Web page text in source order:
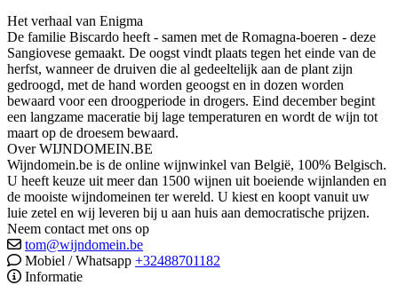
Het verhaal van Enigma
De familie Biscardo heeft - samen met de Romagna-boeren - deze
Sangiovese gemaakt. De oogst vindt plaats tegen het einde van de
herfst, wanneer de druiven die al gedeeltelijk aan de plant zijn
gedroogd, met de hand worden geoogst en in dozen worden
bewaard voor een droogperiode in drogers. Eind december begint
een langzame maceratie bij lage temperaturen en wordt de wijn tot
maart op de droesem bewaard.
Over WIJNDOMEIN.BE
Wijndomein.be is de online wijnwinkel van België, 100% Belgisch.
U heeft keuze uit meer dan 1500 wijnen uit boeiende wijnlanden en
de mooiste wijndomeinen ter wereld. U kiest en koopt vanuit uw
luie zetel en wij leveren bij u aan huis aan democratische prijzen.
Neem contact met ons op
tom@wijndomein.be
Mobiel / Whatsapp +32488701182
Informatie